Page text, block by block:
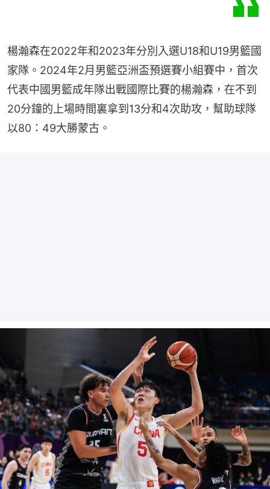
楊瀚森在2022年和2023年分別入選U18和U19男籃國
家隊。2024年2月男籃亞洲盃預選賽小組賽中，首次
代表中國男籃成年隊出戰國際比賽的楊瀚森，在不到
20分鐘的上場時間裏拿到13分和4次助攻，幫助球隊
以80：49大勝蒙古。